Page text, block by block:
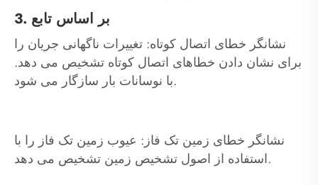
3. بر اساس تابع
نشانگر خطای اتصال کوتاه: تغییرات ناگهانی جریان را
برای نشان دادن خطاهای اتصال کوتاه تشخیص می دهد.
با نوسانات بار سازگار می شود.
نشانگر خطای زمین تک فاز: عیوب زمین تک فاز را با
استفاده از اصول تشخیص زمین تشخیص می دهد.